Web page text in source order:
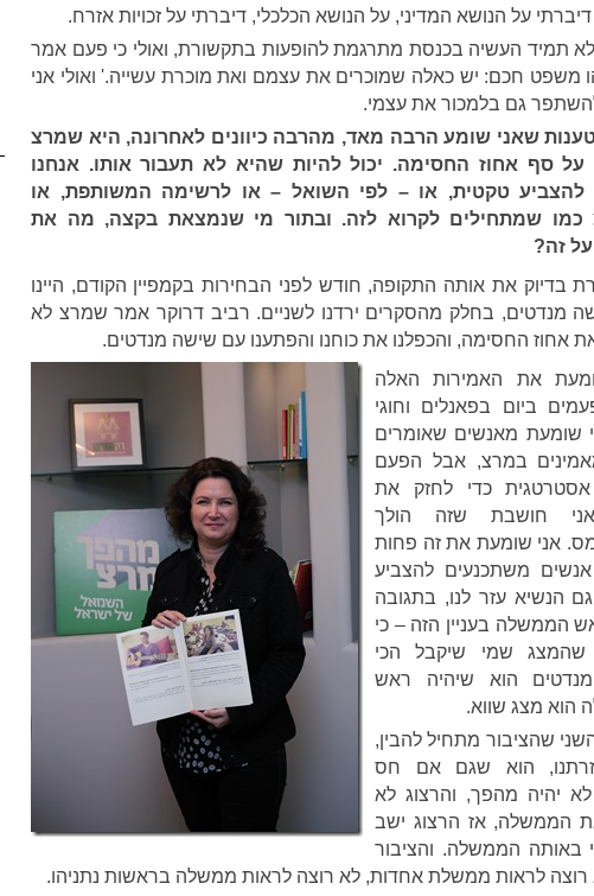
על הנושא המדיני, על הנושא הכלכלי, דיברתי על זכויות אזרח.
תמיד העשיה בכנסת מתרגמת להופעות בתקשורת, ואולי כי פעם אמר
משפט חכם: יש כאלה שמוכרים את עצמם ואת מוכרת עשייה.' ואולי אני
גם בלמכור את עצמי.
שאני שומע הרבה מאד, מהרבה כיוונים לאחרונה, היא שמרצ
סף אחוז החסימה. יכול להיות שהיא לא תעבור אותו. אנחנו
להצביע טקטית, או – לפי השואל – או לרשימה המשותפת, או
כמו שמתחילים לקרוא לזה. ובתור מי שנמצאת בקצה, מה את
זה?
בדיוק את אותה התקופה, חודש לפני הבחירות בקמפיין הקודם, היינו
מנדטים, בחלק מהסקרים ירדנו לשניים. רביב דרוקר אמר שמרצ לא
אחוז החסימה, והכפלנו את כוחנו והפתענו עם שישה מנדטים.
את האמירות האלה
ביום בפאנלים וחוגי
שומעת מאנשים שאומרים
במרצ, אבל הפעם
כדי לחזק את
אני חושבת שזה הולך
אני שומעת את זה פחות
אנשים משתכנעים להצביע
הנשיא עזר לנו, בתגובה
הממשלה בעניין הזה – כי
שהמצג שמי שיקבל הכי
הוא שיהיה ראש
הוא מצג שווא.
שהציבור מתחיל להבין,
הוא שגם אם חס
לא יהיה מהפך, והרצוג לא
הממשלה, אז הרצוג ישב
באותה הממשלה. והציבור
רוצה לראות ממשלת אחדות, לא רוצה לראות ממשלה בראשות נתניהו.